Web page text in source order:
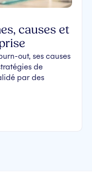
causes et
out, ses causes
de
par des